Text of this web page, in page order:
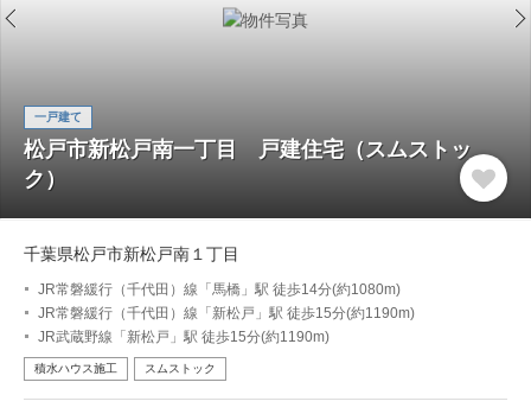
一戸建て
松戸市新松戸南一丁目 戸建住宅（スムストッ
ク）
千葉県松戸市新松戸南１丁目
JR常磐緩行（千代田）線「馬橋」駅 徒歩14分(約1080m)
JR常磐緩行（千代田）線「新松戸」駅 徒歩15分(約1190m)
JR武蔵野線「新松戸」駅 徒歩15分(約1190m)
積水ハウス施工 スムストック